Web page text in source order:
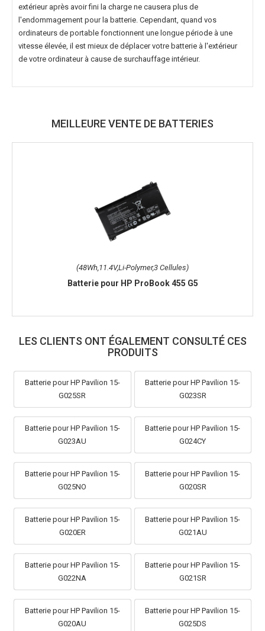
extérieur après avoir fini la charge ne causera plus de
l'endommagement pour la batterie. Cependant, quand vos
ordinateurs de portable fonctionnent une longue période à une
vitesse élevée, il est mieux de déplacer votre batterie à l'extérieur
de votre ordinateur à cause de surchauffage intérieur.
MEILLEURE VENTE DE BATTERIES
(48Wh,11.4V,Li-Polymer,3 Cellules)
Batterie pour HP ProBook 455 G5
LES CLIENTS ONT ÉGALEMENT CONSULTÉ CES
PRODUITS
Batterie pour HP Pavilion 15-
G025SR
Batterie pour HP Pavilion 15-
G023SR
Batterie pour HP Pavilion 15-
G023AU
Batterie pour HP Pavilion 15-
G024CY
Batterie pour HP Pavilion 15-
G025NO
Batterie pour HP Pavilion 15-
G020SR
Batterie pour HP Pavilion 15-
G020ER
Batterie pour HP Pavilion 15-
G021AU
Batterie pour HP Pavilion 15-
G022NA
Batterie pour HP Pavilion 15-
G021SR
Batterie pour HP Pavilion 15-
G020AU
Batterie pour HP Pavilion 15-
G025DS